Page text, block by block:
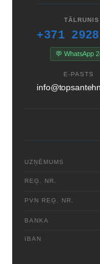
TĀLRUNIS
+371
💬 WhatsApp
E-PASTS
UZŅĒMUMS
REĢ. NR.
PVN REĢ. NR.
BANKA
IBAN